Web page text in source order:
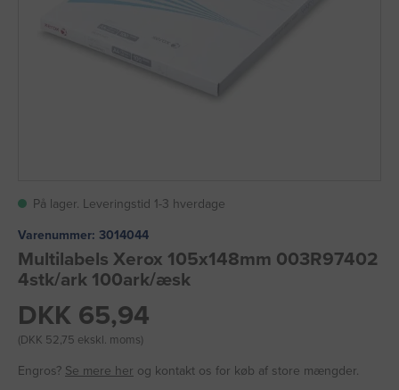
På lager. Leveringstid 1-3 hverdage
Varenummer: 3014044
Multilabels Xerox 105x148mm 003R97402
4stk/ark 100ark/æsk
DKK 65,94
(DKK 52,75 ekskl. moms)
Engros? Se mere her og kontakt os for køb af store mængder.